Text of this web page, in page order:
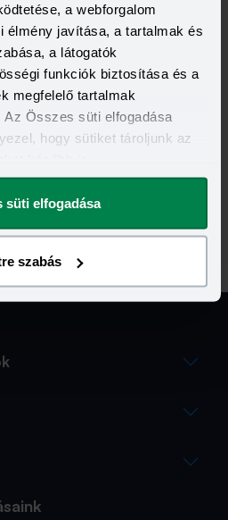
a webforgalom
élmény javítása, a tartalmak és
a látogatók
funkciók biztosítása és a
megfelelő tartalmak
Az Összes süti elfogadása
hogy sütiket tároljunk az
süti elfogadása
szabás
1 201 5003
1 487 0166
Facebook